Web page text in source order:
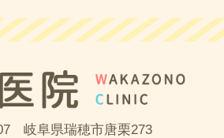
岐阜県瑞穂市唐栗273